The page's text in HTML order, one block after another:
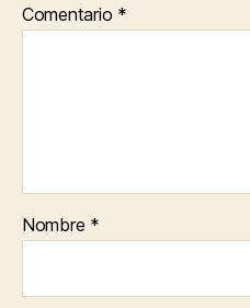
Comentario *
Nombre *